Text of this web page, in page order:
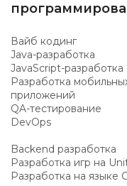
Вайб кодинг
Java-разработка
JavaScript-разработка
Разработка
приложений
QA-тестирование
DevOps
Backend разработка
Разработка игр на
Разработка на языке